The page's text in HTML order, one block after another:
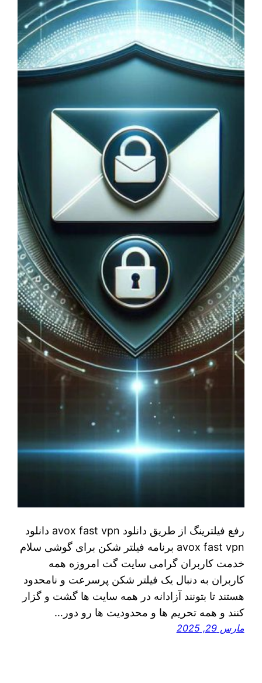
رفع فیلترینگ از طریق دانلود avox fast vpn دانلود
avox fast vpn برنامه فیلتر شکن برای گوشی سلام
خدمت کاربران گرامی سایت گت امروزه همه
کاربران به دنبال یک فیلتر شکن پرسرعت و نامحدود
هستند تا بتونند آزادانه در همه سایت ها گشت و گزار
کنند و همه تحریم ها و محدودیت ها رو دور…
مارس 29, 2025